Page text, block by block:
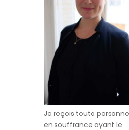
Je reçois toute personne
en souffrance ayant le